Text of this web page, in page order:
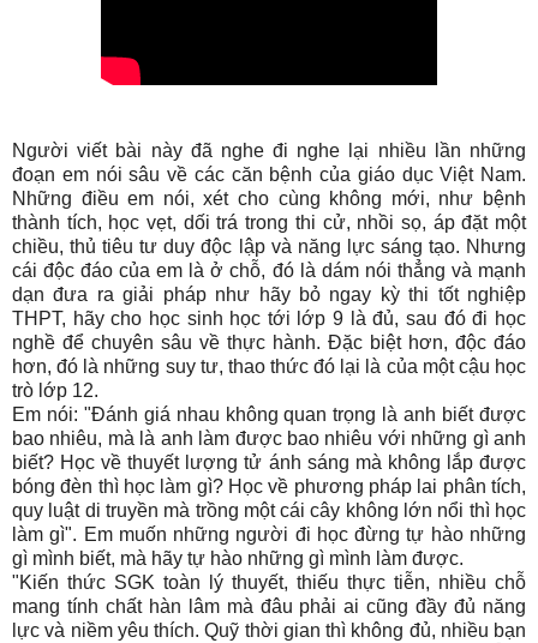
Người viết bài này đã nghe đi nghe lại nhiều lần những
đoạn em nói sâu về các căn bệnh của giáo dục Việt Nam.
Những điều em nói, xét cho cùng không mới, như bệnh
thành tích, học vẹt, dối trá trong thi cử, nhồi sọ, áp đặt một
chiều, thủ tiêu tư duy độc lập và năng lực sáng tạo. Nhưng
cái độc đáo của em là ở chỗ, đó là dám nói thẳng và mạnh
dạn đưa ra giải pháp như hãy bỏ ngay kỳ thi tốt nghiệp
THPT, hãy cho học sinh học tới lớp 9 là đủ, sau đó đi học
nghề để chuyên sâu về thực hành. Đặc biệt hơn, độc đáo
hơn, đó là những suy tư, thao thức đó lại là của một cậu học
trò lớp 12.
Em nói: "Đánh giá nhau không quan trọng là anh biết được
bao nhiêu, mà là anh làm được bao nhiêu với những gì anh
biết? Học về thuyết lượng tử ánh sáng mà không lắp được
bóng đèn thì học làm gì? Học về phương pháp lai phân tích,
quy luật di truyền mà trồng một cái cây không lớn nổi thì học
làm gì". Em muốn những người đi học đừng tự hào những
gì mình biết, mà hãy tự hào những gì mình làm được.
"Kiến thức SGK toàn lý thuyết, thiếu thực tiễn, nhiều chỗ
mang tính chất hàn lâm mà đâu phải ai cũng đầy đủ năng
lực và niềm yêu thích. Quỹ thời gian thì không đủ, nhiều bạn